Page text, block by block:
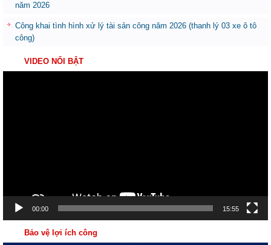
năm 2026
Công khai tình hình xử lý tài sản công năm 2026 (thanh lý 03 xe ô tô
công)
VIDEO NỔI BẬT
00:00 15:55
Bảo vệ lợi ích công